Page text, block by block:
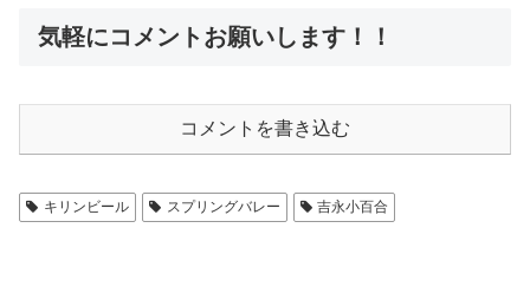
気軽にコメントお願いします！！
コメントを書き込む
キリンビール スプリングバレー 吉永小百合